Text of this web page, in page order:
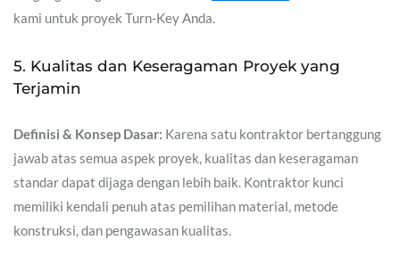
kami untuk proyek Turn-Key Anda.
5. Kualitas dan Keseragaman Proyek yang
Terjamin
Definisi & Konsep Dasar: Karena satu kontraktor bertanggung
jawab atas semua aspek proyek, kualitas dan keseragaman
standar dapat dijaga dengan lebih baik. Kontraktor kunci
memiliki kendali penuh atas pemilihan material, metode
konstruksi, dan pengawasan kualitas.